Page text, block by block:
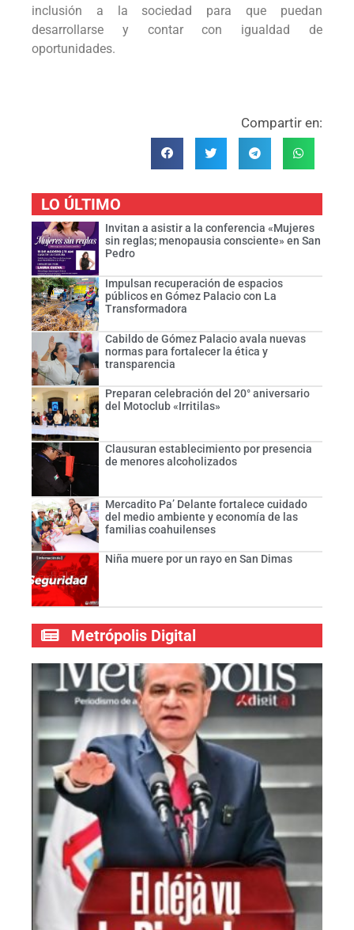
inclusión a la sociedad para que puedan
desarrollarse y contar con igualdad de
oportunidades.
Compartir en:
LO ÚLTIMO
Invitan a asistir a la conferencia «Mujeres
sin reglas; menopausia consciente» en San
Pedro
Impulsan recuperación de espacios
públicos en Gómez Palacio con La
Transformadora
Cabildo de Gómez Palacio avala nuevas
normas para fortalecer la ética y
transparencia
Preparan celebración del 20° aniversario
del Motoclub «Irritilas»
Clausuran establecimiento por presencia
de menores alcoholizados
Mercadito Pa’ Delante fortalece cuidado
del medio ambiente y economía de las
familias coahuilenses
Niña muere por un rayo en San Dimas
Metrópolis Digital